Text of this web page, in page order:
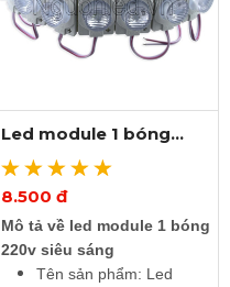
Cấp độ bảo vệ: IP67
Xem thêm ảnh
Led module 1 bóng
220V
8.500 đ
Mô tả về led module 1 bóng
220v siêu sáng
Tên sản phẩm: Led